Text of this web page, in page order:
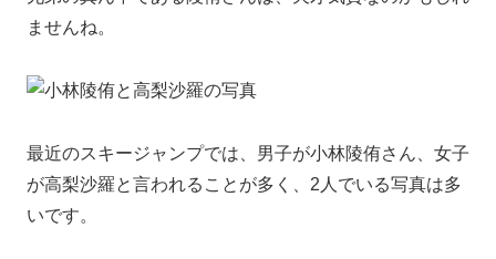
ませんね。
最近のスキージャンプでは、男子が小林陵侑さん、女子
が高梨沙羅と言われることが多く、2人でいる写真は多
いです。